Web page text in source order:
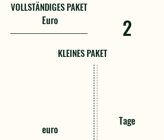
VOLLSTÄNDIGES PAKET
Euro 2
KLEINES PAKET
euro
Tage